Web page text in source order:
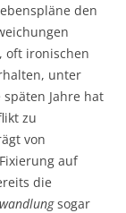
den
oft ironischen
unter
Jahre hat
zu
von
auf
die
sogar